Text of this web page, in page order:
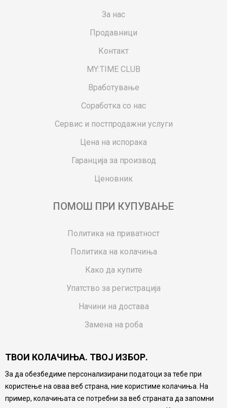
За нас
Продавници
Контакт
MY:TIME CLUB
Вработување
Соработка со нас
Сервис и постпродажни услуги
Цена на испорака
Гаранција за производ
Ценовник
ПОМОШ ПРИ КУПУВАЊЕ
Политика на приватност
Политика на колачиња
Како да купите
Упатство за регистрација
Начини на достава
Замена на роба
Ваучери
Product Finder
FAQs
ТВОИ КОЛАЧИЊА. ТВОЈ ИЗБОР.
За да обезбедиме персонализирани податоци за тебе при
користење на оваа веб страна, ние користиме колачиња. На
пример, колачињата се потребни за веб страната да запомни